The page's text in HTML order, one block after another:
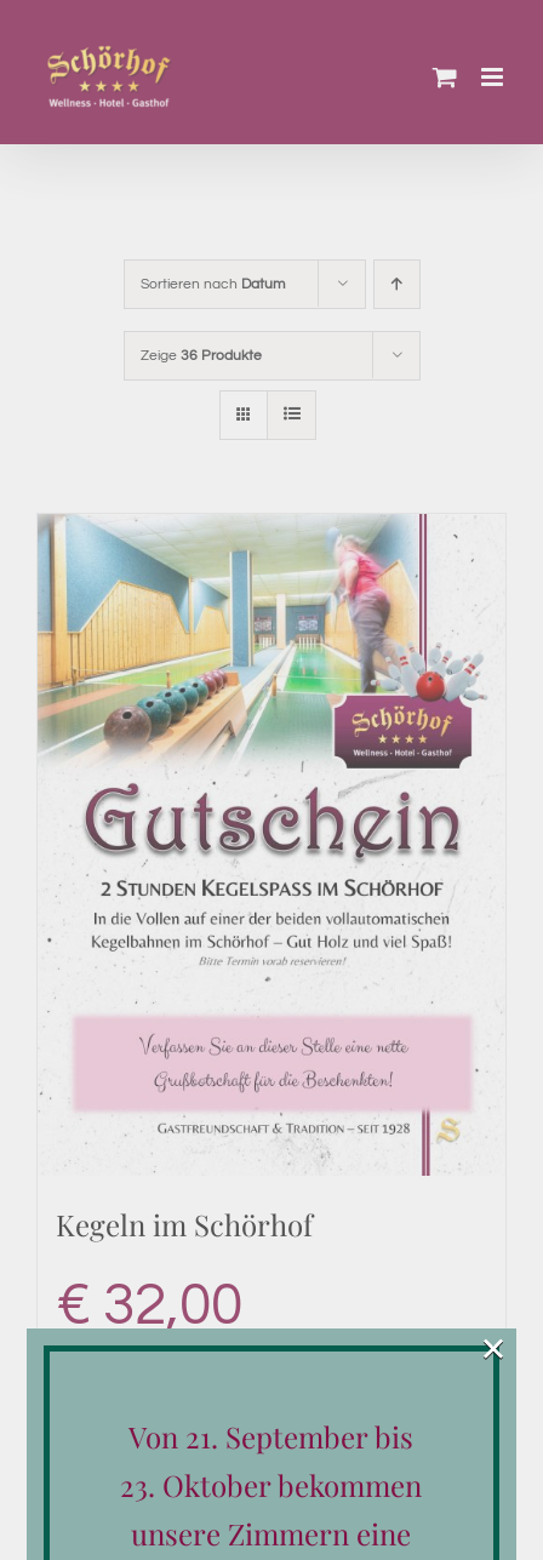
springen
Sortieren nach Datum
Zeige 36 Produkte
Kegeln im Schörhof
€ 32,00
In den Warenkorb
Von 21. September bis
23. Oktober bekommen
unsere Zimmern eine
×